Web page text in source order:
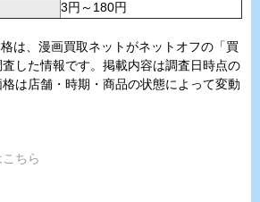
3円～180円
は、漫画買取ネットがネットオフの「買
した情報です。掲載内容は調査日時点の
は店舗・時期・商品の状態によって変動
ちら